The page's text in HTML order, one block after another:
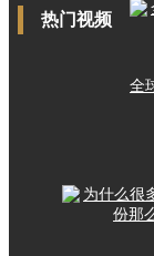
热门视频